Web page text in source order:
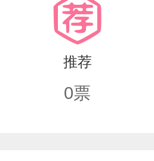
推荐
0票